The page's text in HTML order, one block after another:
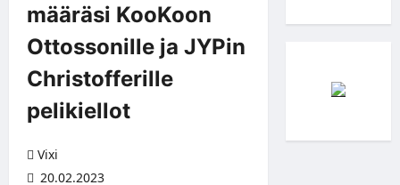
määräsi KooKoon
Ottossonille ja JYPin
Christofferille
pelikiellot
Vixi
20.02.2023